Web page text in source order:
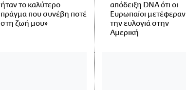
ήταν το καλύτερο
πράγμα που συνέβη ποτέ
στη ζωή μου»
απόδειξη DNA ότι οι
Ευρωπαίοι μετέφεραν
την ευλογιά στην
Αμερική